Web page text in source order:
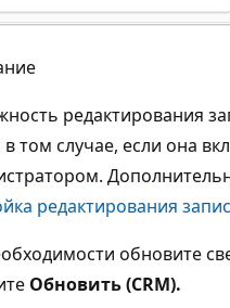
редактирования
в том случае, если она
редактирования
обновите
Обновить (CRM).